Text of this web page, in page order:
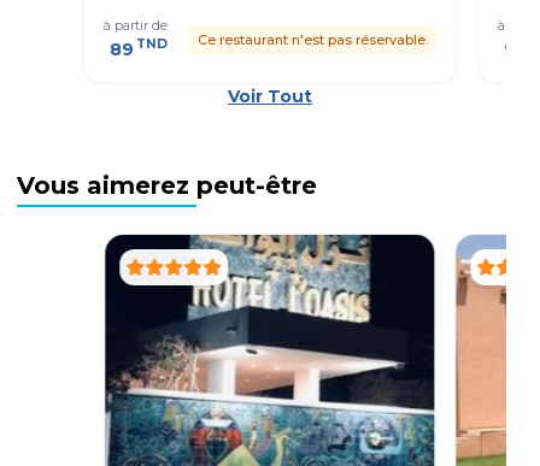
à partir de
89 TND Ce restaurant n'est pas réservable.
à
97
Voir Tout
Vous aimerez peut-être